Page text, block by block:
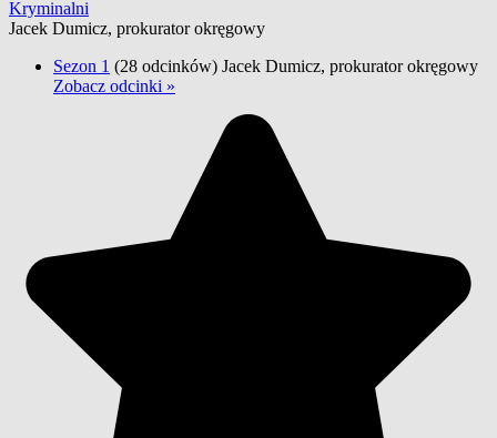
Kryminalni
Jacek Dumicz, prokurator okręgowy
Sezon 1 (28 odcinków) Jacek Dumicz, prokurator okręgowy
Zobacz odcinki »